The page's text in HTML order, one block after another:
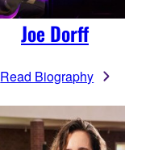
Joe Dorff
Read Biography